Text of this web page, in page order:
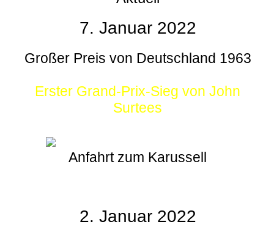
7. Januar 2022
Großer Preis von Deutschland 1963
Erster Grand-Prix-Sieg von John
Surtees
Anfahrt zum Karussell
2. Januar 2022